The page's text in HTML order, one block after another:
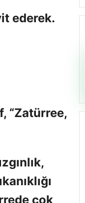
ederek.
“Zatürree,
çok